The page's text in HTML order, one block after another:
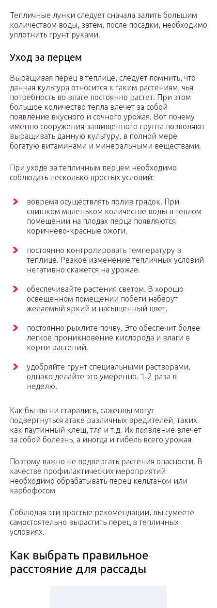
Тепличные лунки следует сначала залить большим
количеством воды, затем, после посадки, необходимо
уплотнить грунт руками.
Уход за перцем
Выращивая перец в теплице, следует помнить, что
данная культура относится к таким растениям, чья
потребность во влаге постоянно растет. При этом
большое количество тепла влечет за собой
появление вкусного и сочного урожая. Вот почему
именно сооружения защищенного грунта позволяют
выращивать данную культуру, в полной мере
богатую витаминами и минеральными веществами.
При уходе за тепличным перцем необходимо
соблюдать несколько простых условий:
вовремя осуществлять полив грядок. При
слишком маленьком количестве воды в теплом
помещении на плодах перца появляются
коричнево-красные ожоги.
постоянно контролировать температуру в
теплице. Резкое изменение тепличных условий
негативно скажется на урожае.
обеспечивайте растения светом. В хорошо
освещенном помещении побеги наберут
желаемый яркий и насыщенный цвет.
постоянно рыхлите почву. Это обеспечит более
легкое проникновение кислорода и влаги в
корни растений.
удобряйте грунт специальными растворами,
однако делайте это умеренно. 1-2 раза в
неделю.
Как бы вы ни старались, саженцы могут
подвергнуться атаке различных вредителей, таких
как паутинный клещ, тля и т.д. Их появление влечет
за собой болезнь, а иногда и гибель всего урожая
Поэтому важно не подвергать растения опасности. В
качестве профилактических мероприятий
необходимо обрабатывать перец кельтаном или
карбофосом
Соблюдая эти простые рекомендации, вы сумеете
самостоятельно вырастить перец в тепличных
условиях.
Как выбрать правильное
расстояние для рассады